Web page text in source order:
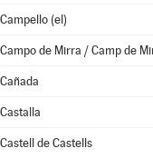
Campello (el)
Campo de Mirra / Camp de
Cañada
Castalla
Castell de Castells